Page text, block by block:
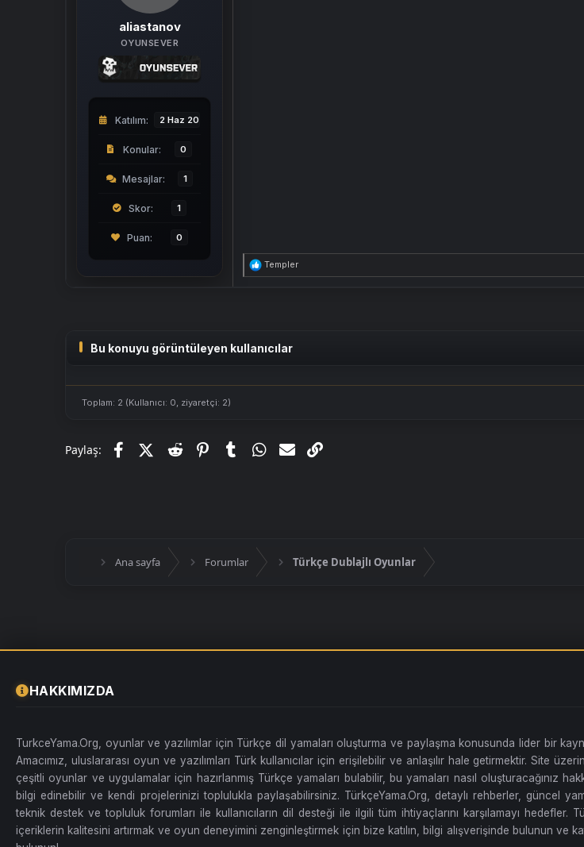
aliastanov
OYUNSEVER
Katılım 2 Haz 2026
Konular 0
Mesajlar 1
Skor 1
0
T
e
:
Templer
Bu konuyu görüntüleyen kullanıcılar
Toplam: 2 (Kullanıcı: 0, ziyaretçi: 2)
Paylaş: FacebookX (Twitter)
Reddit PinterestTumblr WhatsApp
E-posta
Ana sayfa Forumlar Türkçe Dublajlı Oyunlar
HAKKIMIZDA
TurkceYama.Org, oyunlar ve yazılımlar için Türkçe dil yamaları oluşturma ve paylaşma konusunda lider bir
Amacımız, uluslararası oyun ve yazılımları Türk kullanıcılar için erişilebilir ve anlaşılır hale getirmektir. Site
çeşitli oyunlar ve uygulamalar için hazırlanmış Türkçe yamaları bulabilir, bu yamaları nasıl oluşturacağınız
bilgi edinebilir ve kendi projelerinizi toplulukla paylaşabilirsiniz. TürkçeYama.Org, detaylı rehberler, güncel
teknik destek ve topluluk forumları ile kullanıcıların dil desteği ile ilgili tüm ihtiyaçlarını karşılamayı hedefler.
içeriklerin kalitesini artırmak ve oyun deneyimini zenginleştirmek için bize katılın, bilgi alışverişinde bulunun ve